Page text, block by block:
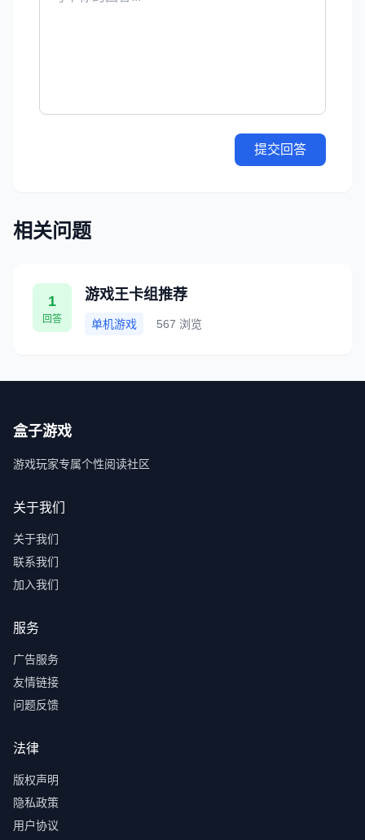
提交回答
相关问题
1
回答
游戏王卡组推荐
单机游戏 567 浏览
盒子游戏
游戏玩家专属个性阅读社区
关于我们
关于我们
联系我们
加入我们
服务
广告服务
友情链接
问题反馈
法律
版权声明
隐私政策
用户协议